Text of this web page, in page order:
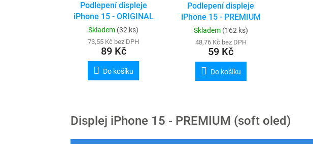
Podlepení displeje
iPhone 15 - ORIGINAL
Skladem (32 ks)
73,55 Kč bez DPH
89 Kč
Do košíku
Podlepení displeje
iPhone 15 - PREMIUM
Skladem (162 ks)
48,76 Kč bez DPH
59 Kč
Do košíku
Displej iPhone 15 - PREMIUM (soft oled)